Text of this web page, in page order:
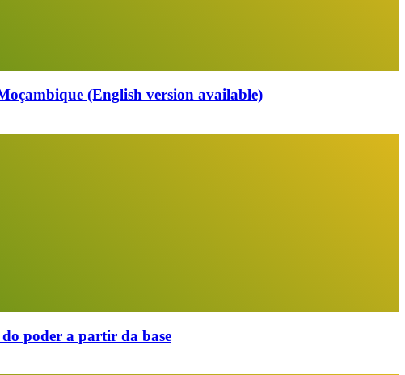
(English version available)
poder a partir da base